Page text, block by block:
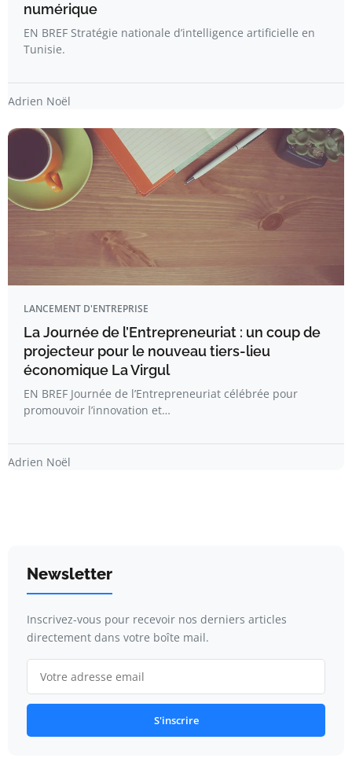
numérique
EN BREF Stratégie nationale d’intelligence artificielle en
Tunisie.
Adrien Noël
LANCEMENT D'ENTREPRISE
La Journée de l’Entrepreneuriat : un coup de
projecteur pour le nouveau tiers-lieu
économique La Virgul
EN BREF Journée de l’Entrepreneuriat célébrée pour
promouvoir l’innovation et…
Adrien Noël
Newsletter
Inscrivez-vous pour recevoir nos derniers articles
directement dans votre boîte mail.
S'inscrire